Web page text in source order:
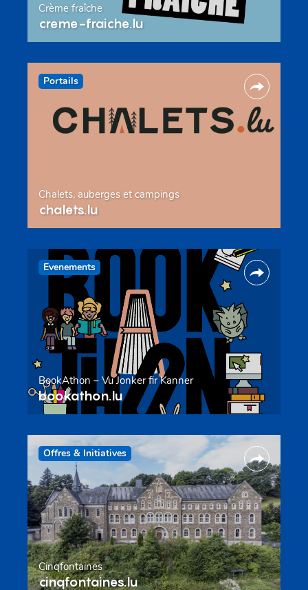
Crème fraîche
creme-fraiche.lu
Portails
Chalets, auberges et campings
chalets.lu
Evenements
BookAthon – Vu Jonker fir Kanner
bookathon.lu
Offres & Initiatives
Cinqfontaines
cinqfontaines.lu